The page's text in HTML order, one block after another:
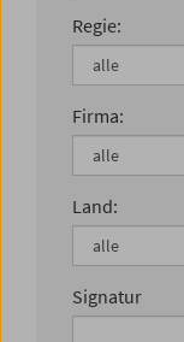
Regie:
Firma:
Land:
Signatur